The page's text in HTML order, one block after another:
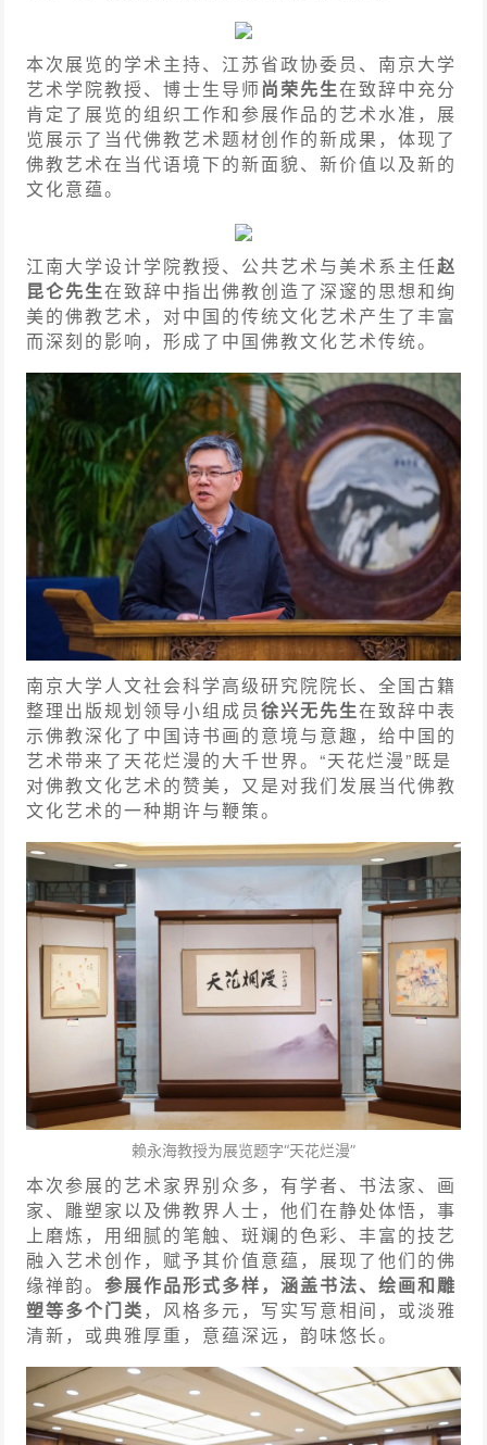
本次展览的学术主持、江苏省政协委员、南京大学
艺术学院教授、博士生导师尚荣先生在致辞中充分
肯定了展览的组织工作和参展作品的艺术水准，展
览展示了当代佛教艺术题材创作的新成果，体现了
佛教艺术在当代语境下的新面貌、新价值以及新的
文化意蕴。
江南大学设计学院教授、公共艺术与美术系主任赵
昆仑先生在致辞中指出佛教创造了深邃的思想和绚
美的佛教艺术，对中国的传统文化艺术产生了丰富
而深刻的影响，形成了中国佛教文化艺术传统。
南京大学人文社会科学高级研究院院长、全国古籍
整理出版规划领导小组成员徐兴无先生在致辞中表
示佛教深化了中国诗书画的意境与意趣，给中国的
艺术带来了天花烂漫的大千世界。“天花烂漫”既是
对佛教文化艺术的赞美，又是对我们发展当代佛教
文化艺术的一种期许与鞭策。
赖永海教授为展览题字“天花烂漫”
本次参展的艺术家界别众多，有学者、书法家、画
家、雕塑家以及佛教界人士，他们在静处体悟，事
上磨炼，用细腻的笔触、斑斓的色彩、丰富的技艺
融入艺术创作，赋予其价值意蕴，展现了他们的佛
缘禅韵。参展作品形式多样，涵盖书法、绘画和雕
塑等多个门类 ，风格多元，写实写意相间，或淡雅
清新，或典雅厚重，意蕴深远，韵味悠长。